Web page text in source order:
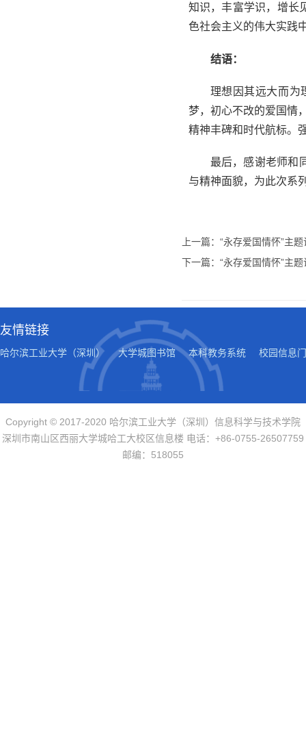
知识，丰富学识，增长
色社会主义的伟大实践
结语：
理想因其远大而为
梦，初心不改的爱国情
精神丰碑和时代航标。
最后，感谢老师和
与精神面貌，为此次系
上一篇：“永存爱国情怀”主
下一篇：“永存爱国情怀”主
友情链接
哈尔滨工业大学（深圳） 大学城图书馆 本科教务系统 校园信息
Copyright © 2017-2020 哈尔滨工业大学（深圳）信息科学与技术学院
深圳市南山区西丽大学城哈工大校区信息楼 电话：+86-0755-26507759
邮编：518055